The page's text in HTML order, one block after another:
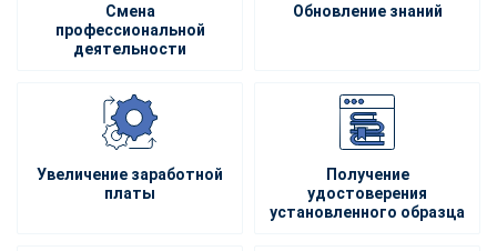
Смена
профессиональной
деятельности
Обновление знаний
Увеличение заработной
платы
Получение
удостоверения
установленного образца